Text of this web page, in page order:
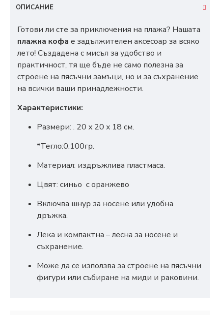
ОПИСАНИЕ
Готови ли сте за приключения на плажа? Нашата
плажна кофа е задължителен аксесоар за всяко
лето! Създадена с мисъл за удобство и
практичност, тя ще бъде не само полезна за
строене на пясъчни замъци, но и за съхранение
на всички ваши принадлежности.
Характеристики:
Размери: . 20 x 20 x 18 см.
*Тегло:0.100гр.
Материал: издръжлива пластмаса.
Цвят: синьо с оранжево
Включва шнур за носене или удобна
дръжка.
Лека и компактна – лесна за носене и
съхранение.
Може да се използва за строене на пясъчни
фигури или събиране на миди и раковини.